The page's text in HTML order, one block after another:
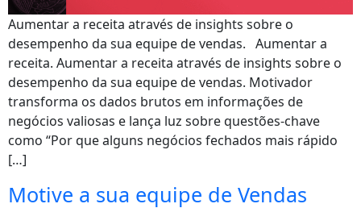
Aumentar a receita através de insights sobre o
desempenho da sua equipe de vendas. Aumentar a
receita. Aumentar a receita através de insights sobre o
desempenho da sua equipe de vendas. Motivador
transforma os dados brutos em informações de
negócios valiosas e lança luz sobre questões-chave
como “Por que alguns negócios fechados mais rápido
[…]
Motive a sua equipe de Vendas